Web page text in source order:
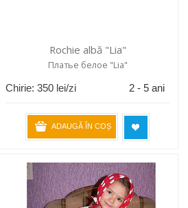
Rochie albă "Lia"
Платье белое "Lia"
Chirie:350 lei/zi 2 - 5 ani
ADAUGĂ ÎN COȘ